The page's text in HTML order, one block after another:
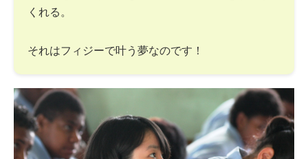
くれる。
それはフィジーで叶う夢なのです！